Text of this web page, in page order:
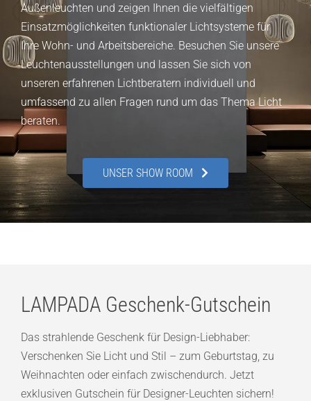
Außenleuchten und zeigen Ihnen die vielfältigen
Einsatzmöglichkeiten funktionaler Lichtsysteme für
Ihre Wohn- und Arbeitsbereiche. Besuchen Sie unsere
Leuchtenausstellungen und lassen Sie sich von
unseren erfahrenen Lichtberatern individuell und
umfassend zu allen Fragen rund um das Thema Licht
beraten.
UNSER SHOW ROOM
LAMPADA Geschenk-Gutschein
Das strahlende Geschenk für Design-Liebhaber:
Verschenken Sie Licht und Stil – zum Geburtstag, zu
Weihnachten oder einfach zwischendurch. Jetzt
exklusiven Gutschein für Designer-Leuchten sichern!